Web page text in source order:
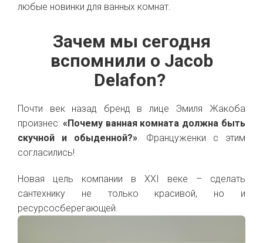
любые новинки для ванных комнат.
Зачем мы сегодня
вспомнили о Jacob
Delafon?
Почти век назад бренд в лице Эмиля Жакоба
произнес: «Почему ванная комната должна быть
скучной и обыденной?». Француженки с этим
согласились!
Новая цель компании в XXI веке – сделать
сантехнику не только красивой, но и
ресурсосберегающей.